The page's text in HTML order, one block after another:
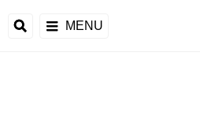
MENU